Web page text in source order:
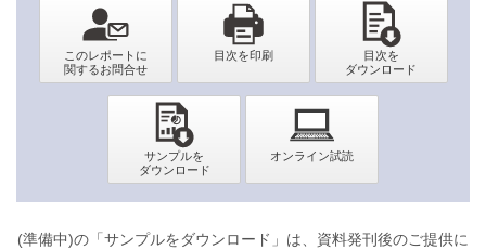
(準備中)の「サンプルをダウンロード」は、資料発刊後のご提供に